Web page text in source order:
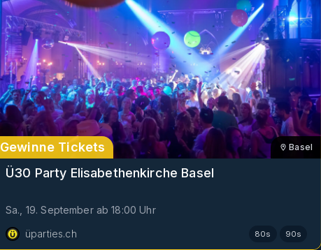
Gewinne Tickets Basel
Ü30 Party Elisabethenkirche Basel
Sa., 19. September ab 18:00 Uhr
üparties.ch
80s 90s